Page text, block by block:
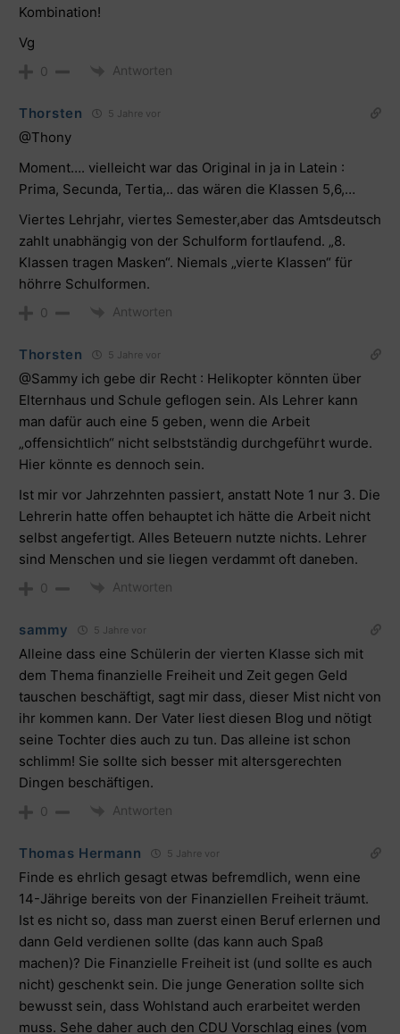
Kombination!
Vg
0 Antworten
Thorsten 5 Jahre vor
@Thony
Moment…. vielleicht war das Original in ja in Latein :
Prima, Secunda, Tertia,.. das wären die Klassen 5,6,…
Viertes Lehrjahr, viertes Semester,aber das Amtsdeutsch
zahlt unabhängig von der Schulform fortlaufend. „8.
Klassen tragen Masken“. Niemals „vierte Klassen“ für
höhrre Schulformen.
0 Antworten
Thorsten 5 Jahre vor
@Sammy ich gebe dir Recht : Helikopter könnten über
Elternhaus und Schule geflogen sein. Als Lehrer kann
man dafür auch eine 5 geben, wenn die Arbeit
„offensichtlich“ nicht selbstständig durchgeführt wurde.
Hier könnte es dennoch sein.
Ist mir vor Jahrzehnten passiert, anstatt Note 1 nur 3. Die
Lehrerin hatte offen behauptet ich hätte die Arbeit nicht
selbst angefertigt. Alles Beteuern nutzte nichts. Lehrer
sind Menschen und sie liegen verdammt oft daneben.
0 Antworten
sammy 5 Jahre vor
Alleine dass eine Schülerin der vierten Klasse sich mit
dem Thema finanzielle Freiheit und Zeit gegen Geld
tauschen beschäftigt, sagt mir dass, dieser Mist nicht von
ihr kommen kann. Der Vater liest diesen Blog und nötigt
seine Tochter dies auch zu tun. Das alleine ist schon
schlimm! Sie sollte sich besser mit altersgerechten
Dingen beschäftigen.
0 Antworten
Thomas Hermann 5 Jahre vor
Finde es ehrlich gesagt etwas befremdlich, wenn eine
14-Jährige bereits von der Finanziellen Freiheit träumt.
Ist es nicht so, dass man zuerst einen Beruf erlernen und
dann Geld verdienen sollte (das kann auch Spaß
machen)? Die Finanzielle Freiheit ist (und sollte es auch
nicht) geschenkt sein. Die junge Generation sollte sich
bewusst sein, dass Wohlstand auch erarbeitet werden
muss. Sehe daher auch den CDU Vorschlag eines (vom